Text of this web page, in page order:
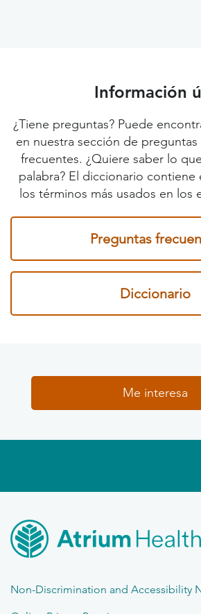
Información
¿Tiene preguntas? Puede
en nuestra sección de preguntas
frecuentes. ¿Quiere saber lo
palabra? El diccionario contiene
los términos más usados en los
Preguntas
Diccionario
Me interesa
Non-Discrimination and Accessibility